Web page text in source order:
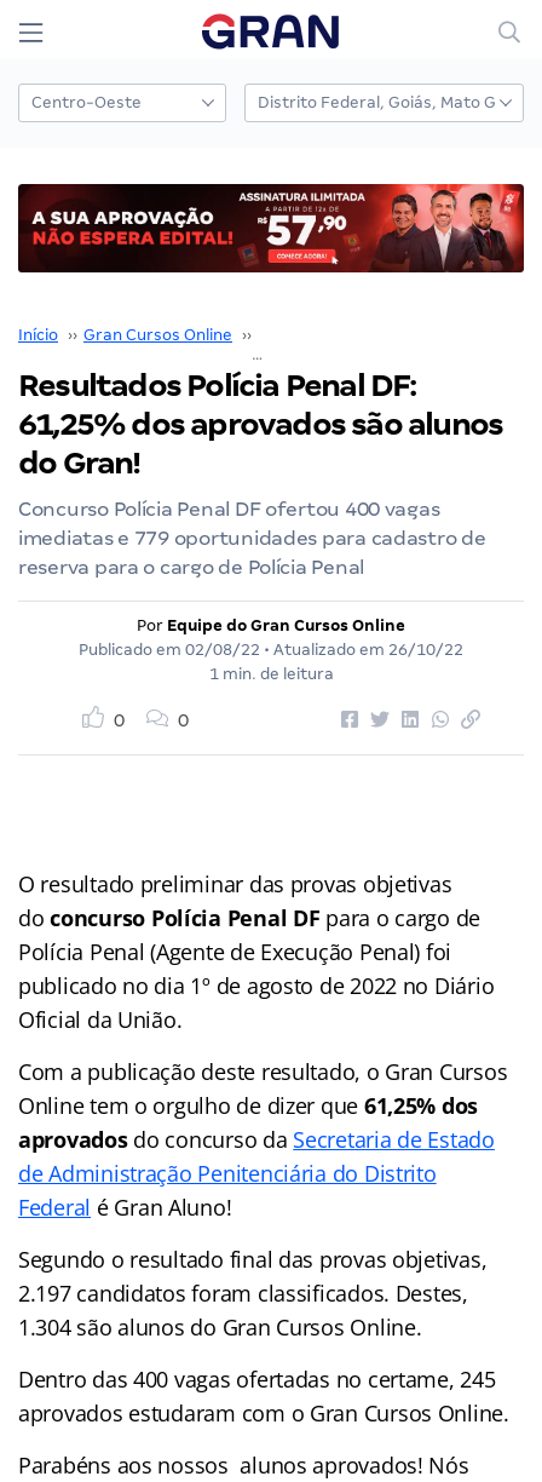
Início ›› Gran Cursos Online ››
Resultados Polícia Penal DF:
61,25% dos aprovados são alunos
do Gran!
Concurso Polícia Penal DF ofertou 400 vagas
imediatas e 779 oportunidades para cadastro de
reserva para o cargo de Polícia Penal
Por Equipe do Gran Cursos Online
Publicado em 02/08/22 • Atualizado em 26/10/22
1 min. de leitura
0 0
O resultado preliminar das provas objetivas
doconcurso Polícia Penal DF para o cargo de
Polícia Penal (Agente de Execução Penal) foi
publicado no dia 1º de agosto de 2022 no Diário
Oficial da União.
Com a publicação deste resultado, o Gran Cursos
Online tem o orgulho de dizer que 61,25% dos
aprovadosdo concurso da Secretaria de Estado
de Administração Penitenciária do Distrito
Federal é Gran Aluno!
Segundo o resultado final das provas objetivas,
2.197 candidatos foram classificados. Destes,
1.304 são alunos do Gran Cursos Online.
Dentro das 400 vagas ofertadas no certame, 245
aprovados estudaram com o Gran Cursos Online.
Parabéns aos nossos alunos aprovados! Nós